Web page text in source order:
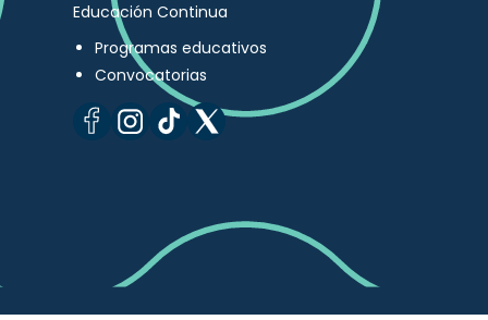
Educación Continua
Programas educativos
Convocatorias